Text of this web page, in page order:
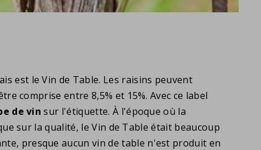
est le Vin de Table. Les raisins peuvent
comprise entre 8,5% et 15%. Avec ce label
de vin sur l'étiquette. À l'époque où la
sur la qualité, le Vin de Table était beaucoup
presque aucun vin de table n'est produit en